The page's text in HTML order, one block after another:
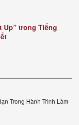
Up” trong Tiếng
Trong Hành Trình Làm